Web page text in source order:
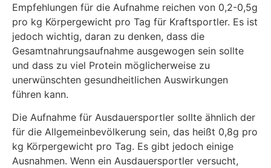
Empfehlungen für die Aufnahme reichen von 0,2-0,5g
pro kg Körpergewicht pro Tag für Kraftsportler. Es ist
jedoch wichtig, daran zu denken, dass die
Gesamtnahrungsaufnahme ausgewogen sein sollte
und dass zu viel Protein möglicherweise zu
unerwünschten gesundheitlichen Auswirkungen
führen kann.
Die Aufnahme für Ausdauersportler sollte ähnlich der
für die Allgemeinbevölkerung sein, das heißt 0,8g pro
kg Körpergewicht pro Tag. Es gibt jedoch einige
Ausnahmen. Wenn ein Ausdauersportler versucht,